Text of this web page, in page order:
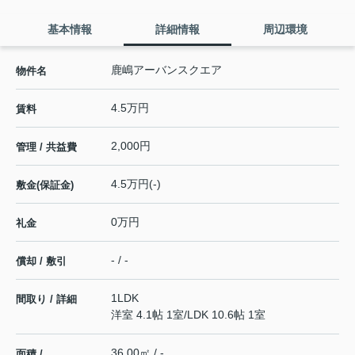
基本情報 詳細情報 周辺環境
物件名 鹿嶋アーバンスクエア
賃料 4.5万円
管理 / 共益費 2,000円
敷金(保証金) 4.5万円(-)
礼金 0万円
償却 / 敷引 - / -
間取り / 詳細
1LDK
洋室 4.1帖 1室/LDK 10.6帖 1室